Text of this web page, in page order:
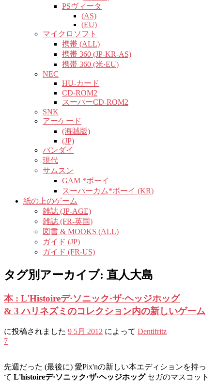
PSヴィータ
(AS)
(EU)
マイクロソフト
携帯 (ALL)
携帯 360 (JP-KR-AS)
携帯 360 (米·EU)
NEC
HU-カード
CD-ROM2
スーパーCD-ROM2
SNK
アーケード
(海賊版)
(JP)
バンダイ
現代
サムスン
GAM *ボーイ
スーパーカム*ボーイ (KR)
紙の上のゲーム
雑誌 (JP-AGE)
雑誌 (FR-英国)
図書 & MOOKS (ALL)
ガイド (JP)
ガイド (FR-US)
タグ別アーカイブ: 直人大島
本 : L'Histoireデ·ソニック·ザ·ヘッジホッグ
& 3 ハリネズミのコレクション内の新しいゲーム
に投稿されました 9 5月 2012 によって Dentifritz
7
先週だった (最後に) 愛Pix'nの新しい本エディションを持っ
て L'histoireデ·ソニック·ザ·ヘッジホッグセガのマスコット